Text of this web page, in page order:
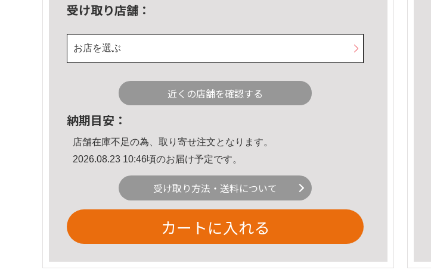
受け取り店舗：
お店を選ぶ
近くの店舗を確認する
納期目安：
店舗在庫不足の為、取り寄せ注文となります。
2026.08.23 10:46頃のお届け予定です。
受け取り方法・送料について
カートに入れる